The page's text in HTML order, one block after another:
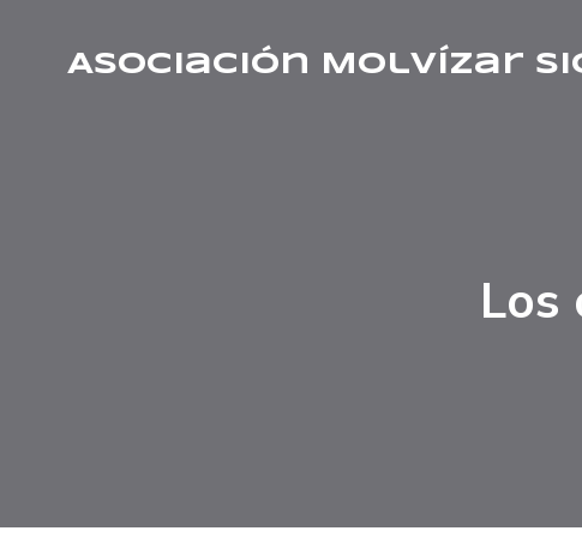
Asociación Molvízar
Los